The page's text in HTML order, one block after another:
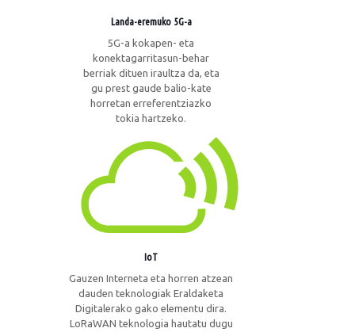
Landa-eremuko 5G-a
5G-a kokapen- eta
konektagarritasun-behar
berriak dituen iraultza da, eta
gu prest gaude balio-kate
horretan erreferentziazko
tokia hartzeko.
IoT
Gauzen Interneta eta horren atzean
dauden teknologiak Eraldaketa
Digitalerako gako elementu dira.
LoRaWAN teknologia hautatu dugu